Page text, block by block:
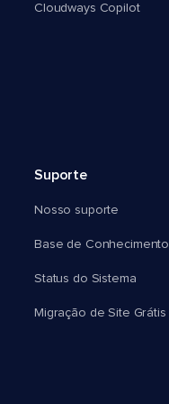
Cloudways Copilot
Suporte
Nosso suporte
Base de Conhecimento
Status do Sistema
Migração de Site Grátis